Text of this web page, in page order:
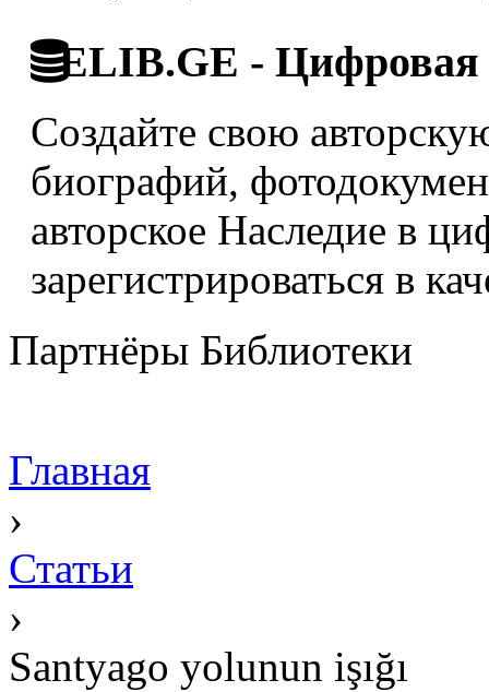
ELIB.GE - Цифровая
Создайте свою
биографий,
авторское Наследие в
зарегистрироваться в
Партнёры Библиотеки
Главная
›
Статьи
›
Santyago yolunun işığı